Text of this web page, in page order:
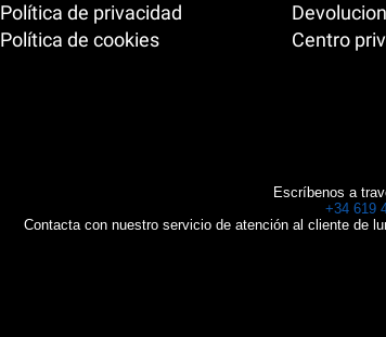
Política de privacidad
Política de cookies
Centro
Escríbenos a
+34 619
Contacta con nuestro servicio de atención al cliente de